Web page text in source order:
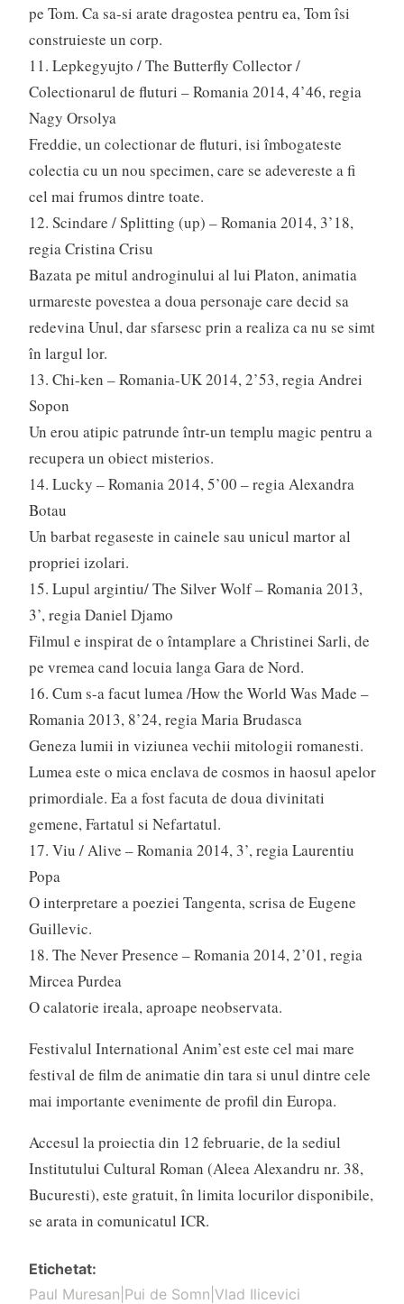
pe Tom. Ca sa-si arate dragostea pentru ea, Tom îsi
construieste un corp.
11. Lepkegyujto / The Butterfly Collector /
Colectionarul de fluturi – Romania 2014, 4’46, regia
Nagy Orsolya
Freddie, un colectionar de fluturi, isi îmbogateste
colectia cu un nou specimen, care se adevereste a fi
cel mai frumos dintre toate.
12. Scindare / Splitting (up) – Romania 2014, 3’18,
regia Cristina Crisu
Bazata pe mitul androginului al lui Platon, animatia
urmareste povestea a doua personaje care decid sa
redevina Unul, dar sfarsesc prin a realiza ca nu se simt
în largul lor.
13. Chi-ken – Romania-UK 2014, 2’53, regia Andrei
Sopon
Un erou atipic patrunde într-un templu magic pentru a
recupera un obiect misterios.
14. Lucky – Romania 2014, 5’00 – regia Alexandra
Botau
Un barbat regaseste in cainele sau unicul martor al
propriei izolari.
15. Lupul argintiu/ The Silver Wolf – Romania 2013,
3’, regia Daniel Djamo
Filmul e inspirat de o întamplare a Christinei Sarli, de
pe vremea cand locuia langa Gara de Nord.
16. Cum s-a facut lumea /How the World Was Made –
Romania 2013, 8’24, regia Maria Brudasca
Geneza lumii in viziunea vechii mitologii romanesti.
Lumea este o mica enclava de cosmos in haosul apelor
primordiale. Ea a fost facuta de doua divinitati
gemene, Fartatul si Nefartatul.
17. Viu / Alive – Romania 2014, 3’, regia Laurentiu
Popa
O interpretare a poeziei Tangenta, scrisa de Eugene
Guillevic.
18. The Never Presence – Romania 2014, 2’01, regia
Mircea Purdea
O calatorie ireala, aproape neobservata.
Festivalul International Anim’est este cel mai mare
festival de film de animatie din tara si unul dintre cele
mai importante evenimente de profil din Europa.
Accesul la proiectia din 12 februarie, de la sediul
Institutului Cultural Roman (Aleea Alexandru nr. 38,
Bucuresti), este gratuit, în limita locurilor disponibile,
se arata in comunicatul ICR.
Etichetat
Paul Muresan|Pui de Somn|Vlad Ilicevici